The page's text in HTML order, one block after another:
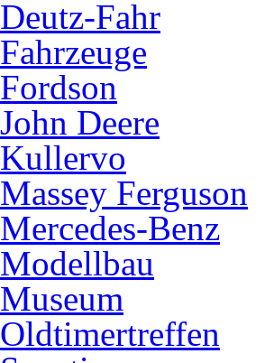
Deutz-Fahr
Fahrzeuge
Fordson
John Deere
Kullervo
Massey Ferguson
Mercedes-Benz
Modellbau
Museum
Oldtimertreffen